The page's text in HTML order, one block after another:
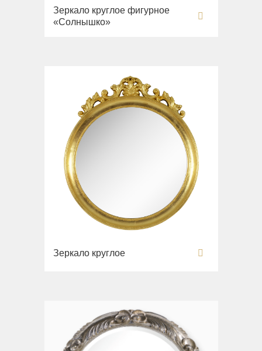
Зеркало круглое фигурное
«Солнышко»
Зеркало круглое